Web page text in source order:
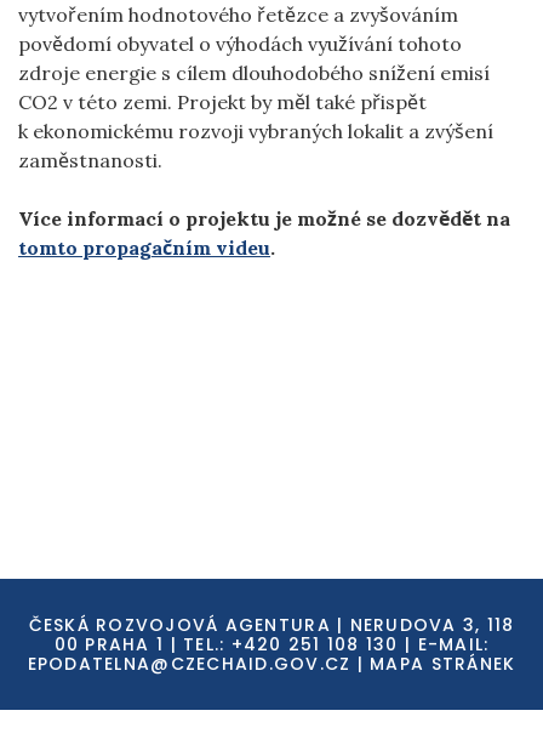
vytvořením hodnotového řetězce a zvyšováním
povědomí obyvatel o výhodách využívání tohoto
zdroje energie s cílem dlouhodobého snížení emisí
CO2 v této zemi. Projekt by měl také přispět
k ekonomickému rozvoji vybraných lokalit a zvýšení
zaměstnanosti.
Více informací o projektu je možné se dozvědět na
tomto propagačním videu.
ČESKÁ ROZVOJOVÁ AGENTURA | NERUDOVA 3, 118
00 PRAHA 1 | TEL.: +420 251 108 130 | E-MAIL:
EPODATELNA@CZECHAID.GOV.CZ | MAPA STRÁNEK